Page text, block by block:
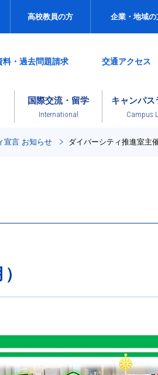
高校教員の方 企業・地域の
料・過去問題請求 交通アクセス
国際交流・留学
International
キャンパス
Campus
宣言 お知らせ ダイバーシティ推進室主